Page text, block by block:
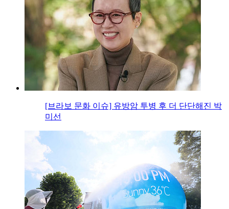
[브라보 문화 이슈] 유방암 투병 후 더 단단해진 박
미선